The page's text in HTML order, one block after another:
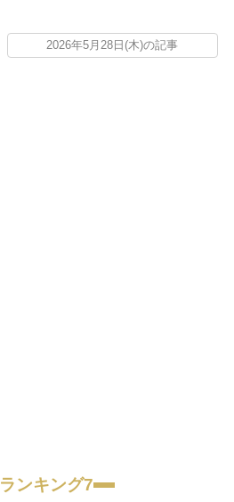
2026年5月28日(木)の記事
ランキング7